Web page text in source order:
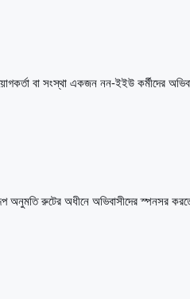
বা সংস্থা একজন নন-ইইউ কর্মীদের
অনুমতি রুটের অধীনে অভিবাসীদের স্পনসর